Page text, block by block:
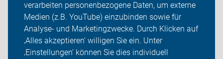
verarbeiten personenbezogene Daten, um externe
Medien (z.B. YouTube) einzubinden sowie für
Analyse- und Marketingzwecke. Durch Klicken auf
‚Alles akzeptieren‘ willigen Sie ein. Unter
‚Einstellungen‘ können Sie dies individuell
ADFC Coburg
Service
Sei dabei